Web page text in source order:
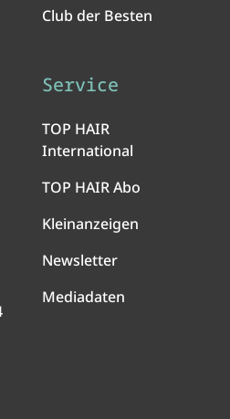
Club der Besten
Service
TOP HAIR
International
TOP HAIR Abo
Kleinanzeigen
Newsletter
Mediadaten